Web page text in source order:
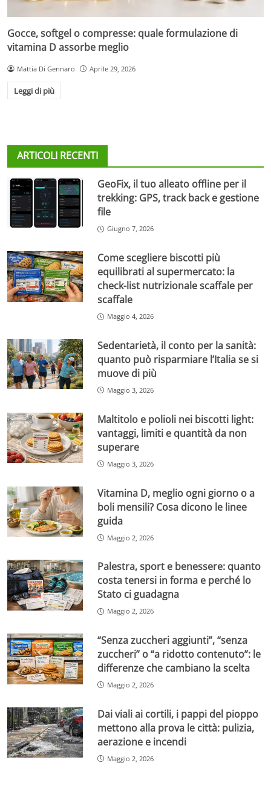
Gocce, softgel o compresse: quale formulazione di
vitamina D assorbe meglio
Mattia Di Gennaro Aprile 29, 2026
Leggi di più
ARTICOLI RECENTI
GeoFix, il tuo alleato offline per il
trekking: GPS, track back e gestione
file
Giugno 7, 2026
Come scegliere biscotti più
equilibrati al supermercato: la
check-list nutrizionale scaffale per
scaffale
Maggio 4, 2026
Sedentarietà, il conto per la sanità:
quanto può risparmiare l’Italia se si
muove di più
Maggio 3, 2026
Maltitolo e polioli nei biscotti light:
vantaggi, limiti e quantità da non
superare
Maggio 3, 2026
Vitamina D, meglio ogni giorno o a
boli mensili? Cosa dicono le linee
guida
Maggio 2, 2026
Palestra, sport e benessere: quanto
costa tenersi in forma e perché lo
Stato ci guadagna
Maggio 2, 2026
“Senza zuccheri aggiunti”, “senza
zuccheri” o “a ridotto contenuto”: le
differenze che cambiano la scelta
Maggio 2, 2026
Dai viali ai cortili, i pappi del pioppo
mettono alla prova le città: pulizia,
aerazione e incendi
Maggio 2, 2026